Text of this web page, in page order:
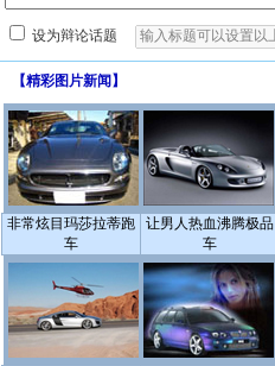
设为辩论话题
【精彩图片新闻 】
非常炫目玛莎拉蒂跑
车
让男人热血沸腾极品
车